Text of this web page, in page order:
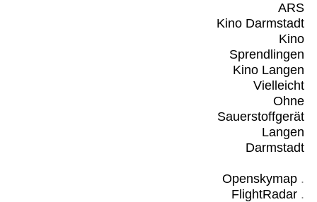
ARS
Kino Darmstadt
Kino
Sprendlingen
Kino Langen
Vielleicht
Ohne
Sauerstoffgerät
Langen
Darmstadt
Openskymap.
FlightRadar.